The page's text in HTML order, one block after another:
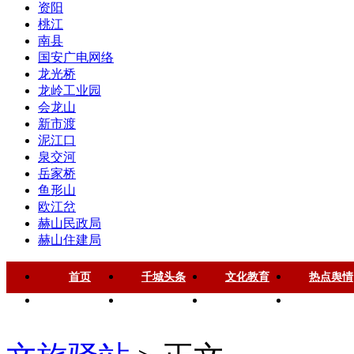
资阳
桃江
南县
国安广电网络
龙光桥
龙岭工业园
会龙山
新市渡
泥江口
泉交河
岳家桥
鱼形山
欧江岔
赫山民政局
赫山住建局
首页 千城头条 文化教育
热点舆情